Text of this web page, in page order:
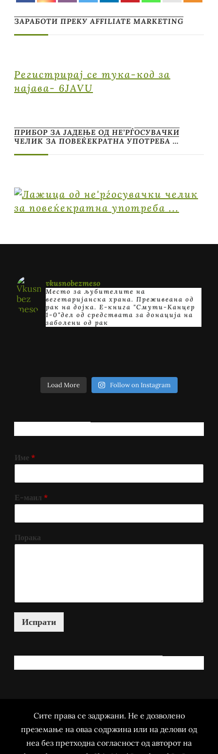
ЗАРАБОТИ ПРЕКУ AFFILIATE MARKETING
Регистрирај се тука-код за
најава- 6JAVU
ПРИБОР ЗА ЈАДЕЊЕ ОД НЕ’РЃОСУВАЧКИ
ЧЕЛИК ЗА ПОВЕЌЕКРАТНА УПОТРЕБА …
vkusnobezmeso
Место за љубителите на
вегетаријанска храна. Преживеана од
рак на дојка. E-книга "Смути-Канцер
1-0"дел од средствата за донација на
заболени од рак
Load More Follow on Instagram
Име *
Е-маил *
Порака
Испрати
Сите права се задржани. Не е дозволено
преземање на оваа содржина или на делови од
неа без претходна согласност од авторот на